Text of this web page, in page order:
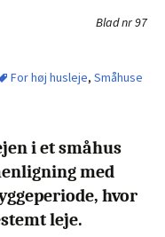
Blad nr 97
For høj husleje, Småhuse
i et småhus
med
hvor
leje.